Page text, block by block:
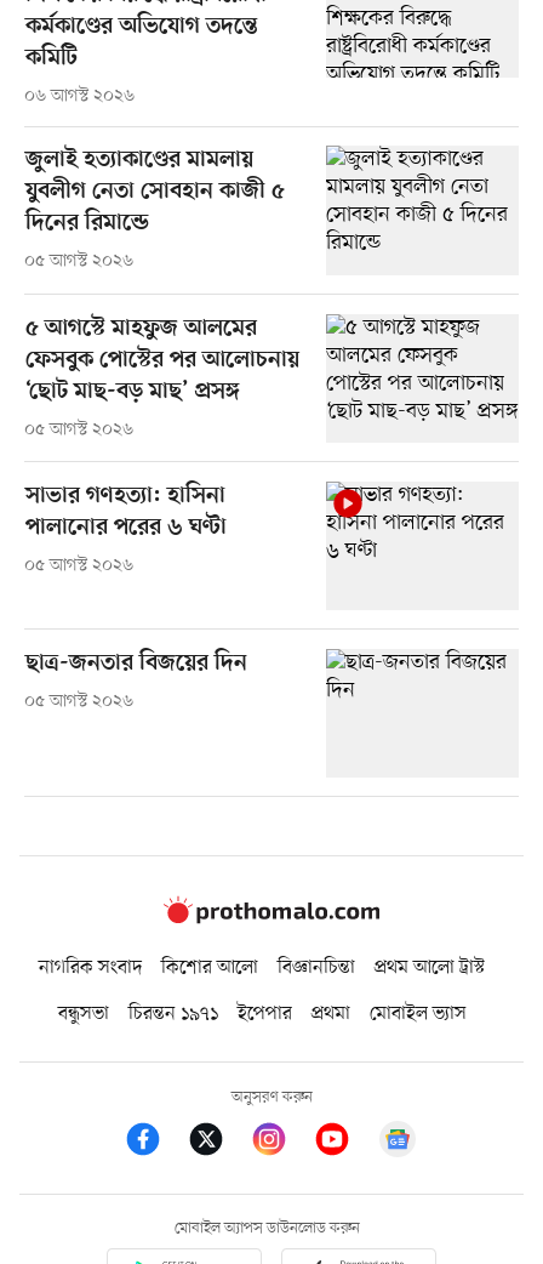
কর্মকাণ্ডের অভিযোগ তদন্তে
কমিটি
০৬ আগস্ট ২০২৬
জুলাই হত্যাকাণ্ডের মামলায়
যুবলীগ নেতা সোবহান কাজী ৫
দিনের রিমান্ডে
০৫ আগস্ট ২০২৬
৫ আগস্টে মাহফুজ আলমের
ফেসবুক পোস্টের পর আলোচনায়
‘ছোট মাছ-বড় মাছ’ প্রসঙ্গ
০৫ আগস্ট ২০২৬
সাভার গণহত্যা: হাসিনা
পালানোর পরের ৬ ঘণ্টা
০৫ আগস্ট ২০২৬
ছাত্র-জনতার বিজয়ের দিন
০৫ আগস্ট ২০২৬
নাগরিক সংবাদ কিশোর আলো বিজ্ঞানচিন্তা
প্রথম আলো ট্রাস্ট
বন্ধুসভা
চিরন্তন ১৯৭১ ইপেপার প্রথমা মোবাইল ভ্যাস
অনুসরণ করুন
মোবাইল অ্যাপস ডাউনলোড করুন